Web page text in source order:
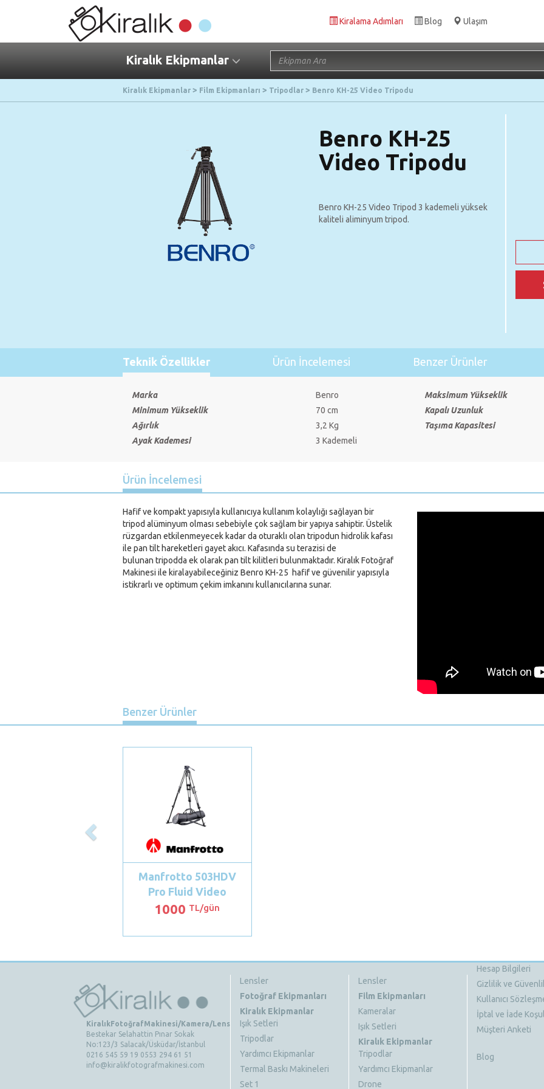
Kiralama Adımları Blog Ulaşım
Kiralık Ekipmanlar
Kiralık Ekipmanlar Film Ekipmanları Tripodlar Benro KH-25 Video Tripodu
Benro KH-25
Video Tripodu
Benro KH-25 Video Tripod 3 kademeli yüksek
kaliteli aliminyum tripod.
Teknik Özellikler Ürün İncelemesi Benzer Ürünler
Marka Benro
Maksimum Yükseklik
Minimum Yükseklik
70 cm
Kapalı Uzunluk
Ağırlık
3,2 Kg
Taşıma Kapasitesi
Ayak Kademesi
3 Kademeli
Ürün İncelemesi
Hafif ve kompakt yapısıyla kullanıcıya kullanım kolaylığı sağlayan bir
tripod alüminyum olması sebebiyle çok sağlam bir yapıya sahiptir. Üstelik
rüzgardan etkilenmeyecek kadar da oturaklı olan tripodun hidrolik kafası
ile pan tilt hareketleri gayet akıcı. Kafasında su terazisi de
bulunan tripodda ek olarak pan tilt kilitleri bulunmaktadır. Kiralık Fotoğraf
Makinesi ile kiralayabileceğiniz Benro KH-25 hafif ve güvenilir yapısıyla
istikrarlı ve optimum çekim imkanını kullanıcılarına sunar.
Benzer Ürünler
Manfrotto 503HDV
Pro Fluid Video
Tripodu
1000 TL/gün
KiralıkFotoğrafMakinesi/Kamera/Lens
Bestekar Selahattin Pınar Sokak
No:123/3 Salacak/Üsküdar/İstanbul
0216 545 59 19 0553 294 61 51
info@kiralikfotografmakinesi.com
Lensler
Fotoğraf Ekipmanları
Kiralık Ekipmanlar
Işık Setleri
Tripodlar
Yardımcı Ekipmanlar
Termal Baskı Makineleri
Set 1
Lensler
Film Ekipmanları
Kameralar
Işık Setleri
Kiralık Ekipmanlar
Tripodlar
Yardımcı Ekipmanlar
Drone
Hesap Bilgileri
Gizlilik ve
Kullanıcı
İptal ve İade
Müşteri Anketi
Blog